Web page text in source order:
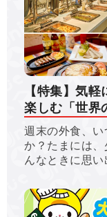
【特集】気
楽しむ「世界
週末の外食、
か？たまには
んなときに思